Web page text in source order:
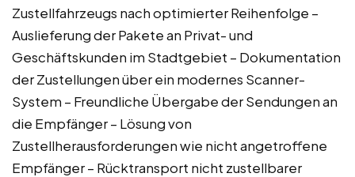
Zustellfahrzeugs nach optimierter Reihenfolge –
Auslieferung der Pakete an Privat- und
Geschäftskunden im Stadtgebiet – Dokumentation
der Zustellungen über ein modernes Scanner-
System – Freundliche Übergabe der Sendungen an
die Empfänger – Lösung von
Zustellherausforderungen wie nicht angetroffene
Empfänger – Rücktransport nicht zustellbarer